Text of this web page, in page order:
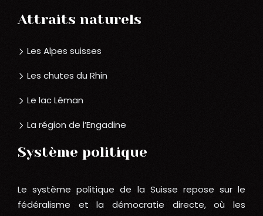
Attraits naturels
Les Alpes suisses
Les chutes du Rhin
Le lac Léman
La région de l’Engadine
Système politique
Le système politique de la Suisse repose sur le
fédéralisme et la démocratie directe, où les